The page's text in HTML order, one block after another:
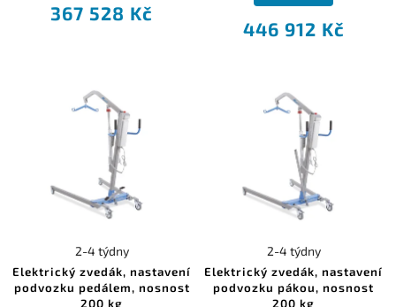
367 528 Kč
446 912 Kč
Elektrický zvedák, nastavení
podvozku pedálem, nosnost
200 kg
2-4 týdny
Elektrický zvedák, nastavení
podvozku pákou, nosnost
200 kg
2-4 týdny